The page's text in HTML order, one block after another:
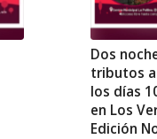
Dos
tributos a
los días
en Los
Edición